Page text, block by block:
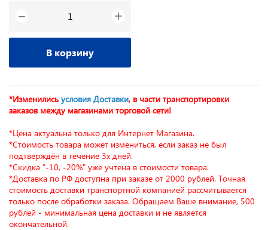
− +
В корзину
*Изменились условия Доставки, в части транспортировки
заказов между магазинами торговой сети!
*Цена актуальна только для Интернет Магазина.
*Стоимость товара может измениться, если заказ не был
подтверждён в течение 3х дней.
*Скидка "-10, -20%" уже учтена в стоимости товара.
*Доставка по РФ доступна при заказе от 2000 рублей. Точная
стоимость доставки транспортной компанией рассчитывается
только после обработки заказа. Обращаем Ваше внимание, 500
рублей - минимальная цена доставки и не является
окончательной.